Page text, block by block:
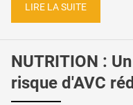
LIRE LA SUITE
NUTRITION :
risque d'AVC